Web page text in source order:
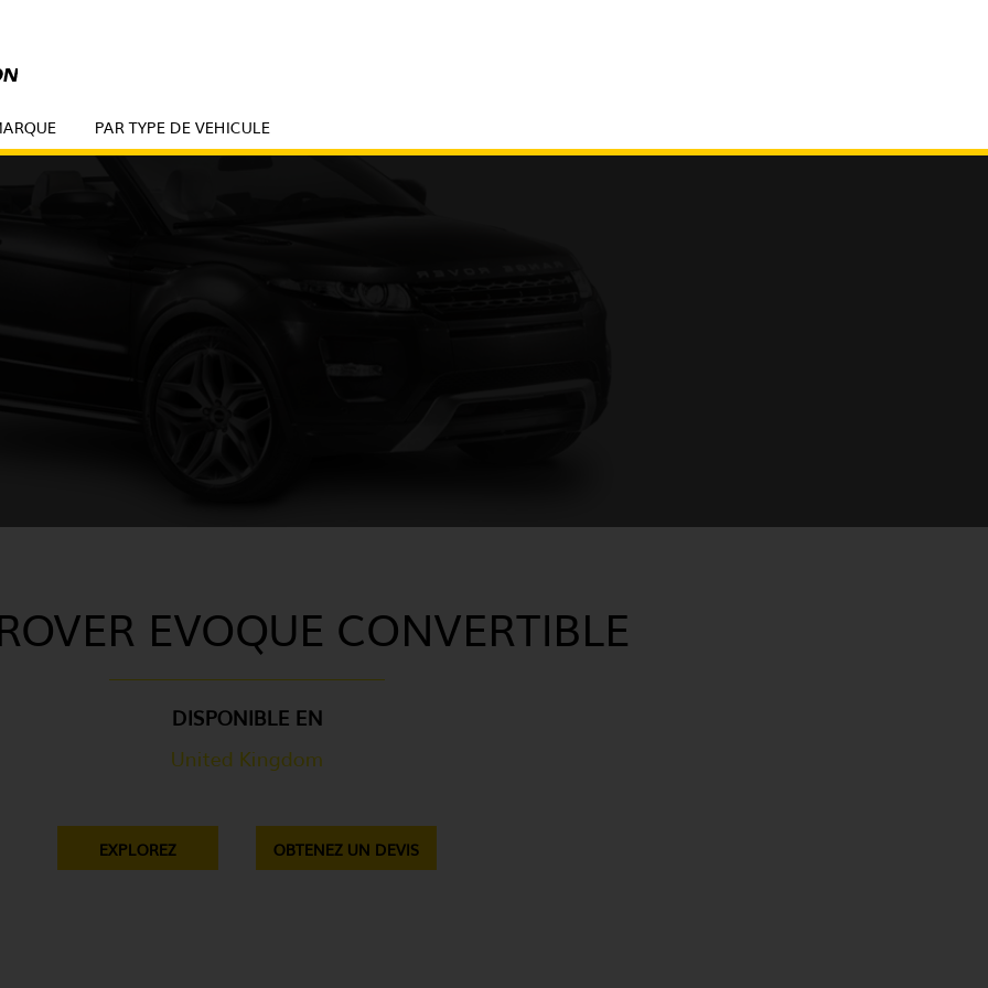
PAR TYPE DE VEHICULE
EVOQUE CONVERTIBLE
DISPONIBLE EN
United Kingdom
EXPLOREZ OBTENEZ UN DEVIS